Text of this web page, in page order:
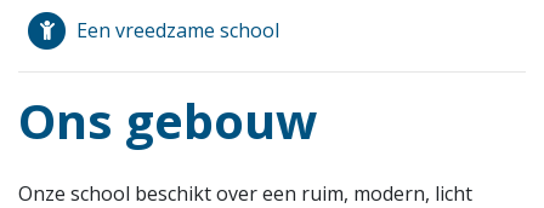
Een vreedzame school
Ons gebouw
Onze school beschikt over een ruim, modern, licht